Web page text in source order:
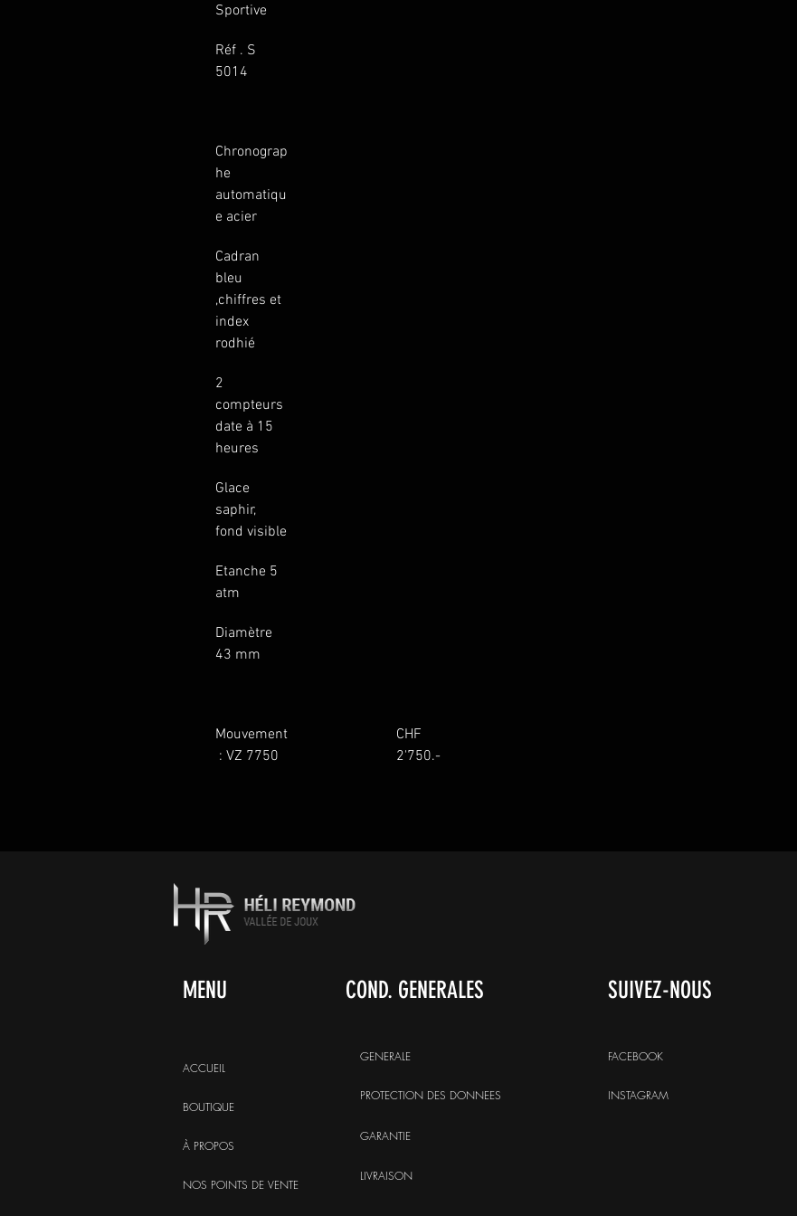
Sportive
Réf . S
5014
Chronograp
he
automatiqu
e acier
Cadran
bleu
,chiffres et
index
rodhié
2
compteurs
date à 15
heures
Glace
saphir,
fond visible
Etanche 5
atm
Diamètre
43 mm
Mouvement
: VZ 7750
CHF
2'750.-
MENU
ACCUEIL
BOUTIQUE
À PROPOS
NOS POINTS DE VENTE
COND. GENERALES
GENERALE
PROTECTION DES DONNEES
GARANTIE
LIVRAISON
SUIVEZ-NOUS
FACEBOOK
INSTAGRAM